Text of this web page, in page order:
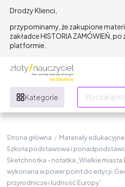
Drodzy Klienci,
przypominamy, że zakupione
zakładce HISTORIA ZAMÓWIEŃ,
platformie.
Kategorie
Strona główna / Materiały edukacyjne
Szkoła podstawowa i
Sketchnotka - notatka „Wielkie miasta
wykonana w power point do edycji.
przyrodnicze i ludność Europy”